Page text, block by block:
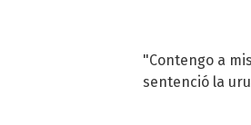
"Contengo a
sentenció la